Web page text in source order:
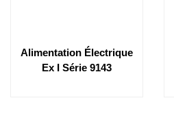
Alimentation Électrique
Ex I Série 9143